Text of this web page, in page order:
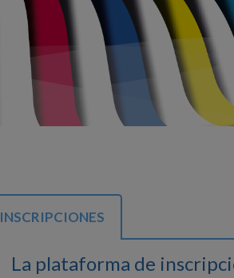
INSCRIPCIONES
La plataforma de